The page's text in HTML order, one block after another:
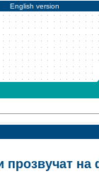
English version
на